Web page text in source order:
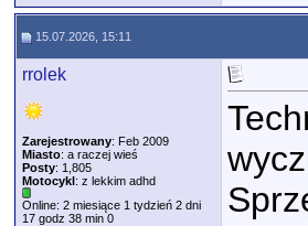
15.07.2026, 15:11
rrolek
Zarejestrowany: Feb 2009
Miasto: a raczej wieś
Posty: 1,805
Motocykl: z lekkim adhd
Online: 2 miesiące 1 tydzień 2 dni
17 godz 38 min 0